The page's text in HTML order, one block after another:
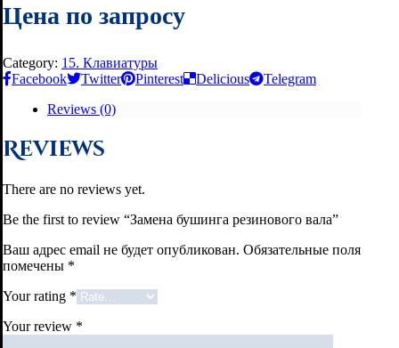
Цена по запросу
Category: 15. Клавиатуры
Facebook
Twitter Pinterest Delicious
Telegram
Reviews (0)
Reviews
There are no reviews yet.
Be the first to review “Замена бушинга резинового вала”
Ваш адрес email не будет опубликован. Обязательные поля
помечены *
Your rating *
Your review *